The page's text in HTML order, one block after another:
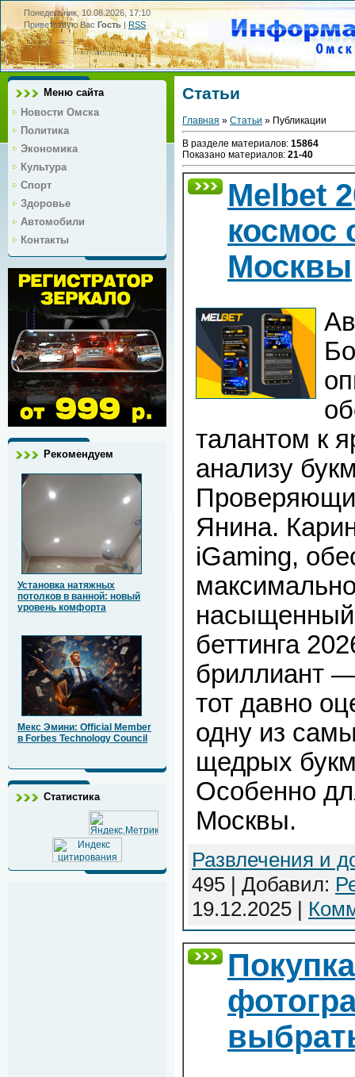
Понедельник, 10.08.2026, 17:10
Приветствую Вас Гость|RSS
Меню сайта
Новости Омска
Политика
Экономика
Культура
Спорт
Здоровье
Автомобили
Контакты
Рекомендуем
Установка натяжных
потолков в ванной: новый
уровень комфорта
Мекс Эмини: Official Member
в Forbes Technology Council
Статистика
Статьи
Главная » Статьи » Публикации
В разделе материалов: 15864
Показано материалов: 21-40
Melbet
космос
Москвы
талантом к
анализу
Янина.
iGaming,
насыщенный
беттинга
бриллиант
тот давно
одну из
щедрых
Особенно
Москвы.
Развлечения и
495 | Добавил:
19.12.2025 |